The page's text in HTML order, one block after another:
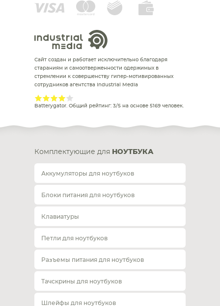
Сайт создан и работает исключительно благодаря
стараниям и самоотверженности одержимых в
стремлении к совершенству гипер-мотивированных
сотрудников агентства Industrial Media
Batterygator. Общий рейтинг: 3/5 на основе 5169 человек.
Комплектующие для НОУТБУКА
Аккумуляторы для ноутбуков
Блоки питания для ноутбуков
Клавиатуры
Петли для ноутбуков
Разъемы питания для ноутбуков
Тачскрины для ноутбуков
Шлейфы для ноутбуков